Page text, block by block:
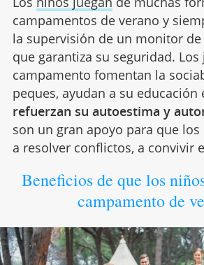
campamentos de verano y
la supervisión de un monitor
que garantiza su seguridad. Los
campamento fomentan la
peques, ayudan a su educación
refuerzan su autoestima y
son un gran apoyo para que
a resolver conflictos, a convivir
Beneficios de que los
campamento de